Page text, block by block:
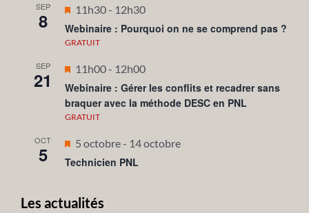
SEP
8
Mis
en
avant
11h30- 12h30
Webinaire : Pourquoi on ne se comprend pas ?
GRATUIT
SEP
21
Mis
en
avant
11h00- 12h00
Webinaire : Gérer les conflits et recadrer sans
braquer avec la méthode DESC en PNL
GRATUIT
OCT
5
Mis
en
5 octobre- 14 octobre
Technicien PNL
Les actualités